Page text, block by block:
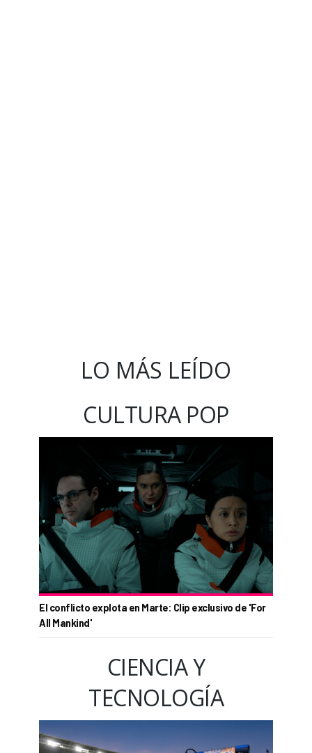
LO MÁS LEÍDO
CULTURA POP
El conflicto explota en Marte: Clip exclusivo de 'For
All Mankind'
CIENCIA Y
TECNOLOGÍA